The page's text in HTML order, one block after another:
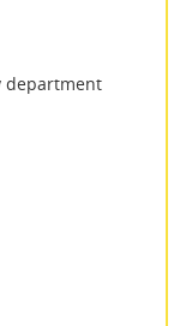
department